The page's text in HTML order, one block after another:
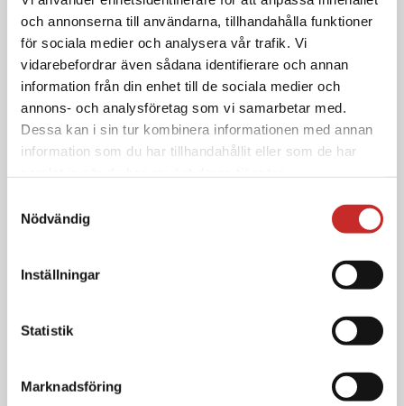
och annonserna till användarna, tillhandahålla funktioner
för sociala medier och analysera vår trafik. Vi
vidarebefordrar även sådana identifierare och annan
information från din enhet till de sociala medier och
annons- och analysföretag som vi samarbetar med.
Dessa kan i sin tur kombinera informationen med annan
information som du har tillhandahållit eller som de har
Vi placerar inga icke-nödvändiga cookies utan att du har
samtyckt till det. Du har rätt att när som helst återkalla
ditt samtycke, vilket du gör via inställningarna nedan. Du
kan närsomhelst justera inställningarna som du når via
att inte ge ditt samtycke kommer vi enbart placera
cookies som är nödvändiga för webbplatsens funktion.
personuppgiftshantering,
se vår personuppgiftspolicy
Nödvändig
Inställningar
Statistik
Marknadsföring
G7 app
Se film
Annan information om Dexcom G7 CGM